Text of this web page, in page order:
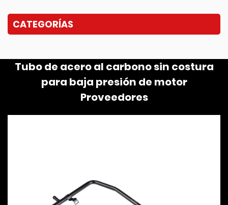
CATEGORÍAS
Tubo de acero al carbono sin costura
para baja presión de motor
Proveedores